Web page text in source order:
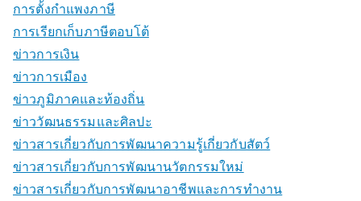
การตั้งกำแพงภาษี
การเรียกเก็บภาษีตอบโต้
ข่าวการเงิน
ข่าวการเมือง
ข่าวภูมิภาคและท้องถิ่น
ข่าววัฒนธรรมและศิลปะ
ข่าวสารเกี่ยวกับการพัฒนาความรู้เกี่ยวกับสัตว์
ข่าวสารเกี่ยวกับการพัฒนานวัตกรรมใหม่
ข่าวสารเกี่ยวกับการพัฒนาอาชีพและการทำงาน